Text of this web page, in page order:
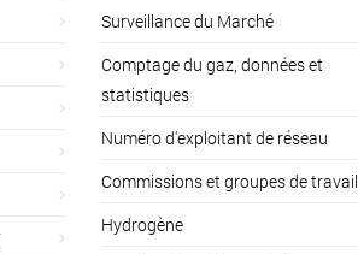
Surveillance du Marché
Comptage du gaz, données et
statistiques
Numéro d'exploitant de réseau
Commissions et groupes de travail
Hydrogène